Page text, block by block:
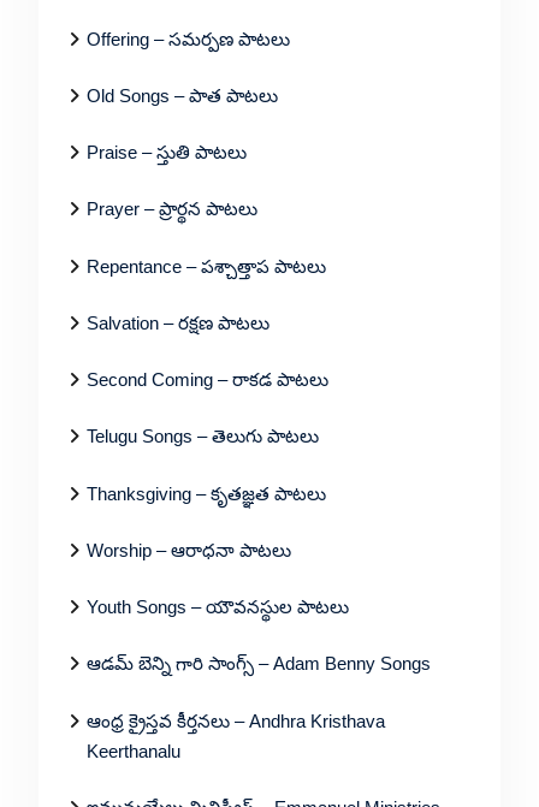
Offering – సమర్పణ పాటలు
Old Songs – పాత పాటలు
Praise – స్తుతి పాటలు
Prayer – ప్రార్థన పాటలు
Repentance – పశ్చాత్తాప పాటలు
Salvation – రక్షణ పాటలు
Second Coming – రాకడ పాటలు
Telugu Songs – తెలుగు పాటలు
Thanksgiving – కృతజ్ఞత పాటలు
Worship – ఆరాధనా పాటలు
Youth Songs – యౌవనస్థుల పాటలు
ఆడమ్ బెన్ని గారి సాంగ్స్ – Adam Benny Songs
ఆంధ్ర క్రైస్తవ కీర్తనలు – Andhra Kristhava
Keerthanalu